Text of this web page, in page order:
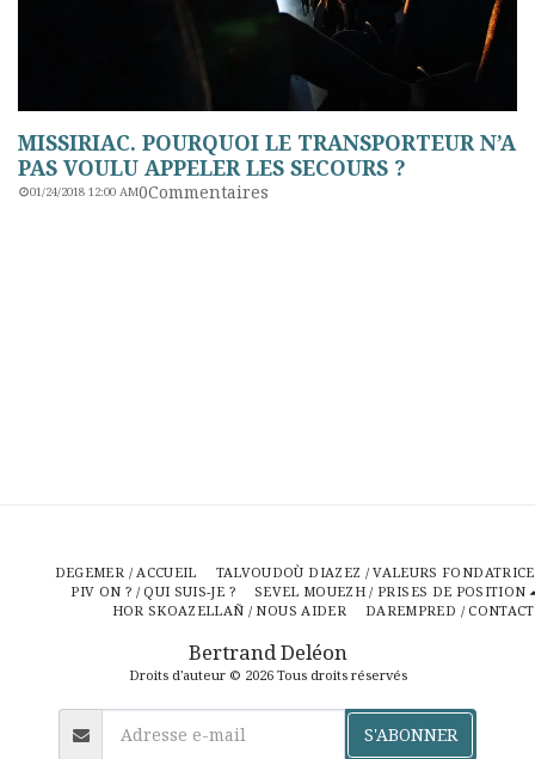
MISSIRIAC. POURQUOI LE TRANSPORTEUR N’A
PAS VOULU APPELER LES SECOURS ?
01/24/2018 12:00 AM0Commentaires
Bertrand Deléon
Droits d'auteur © 2026 Tous droits réservés
DEGEMER / ACCUEIL
TALVOUDOÙ DIAZEZ / VALEURS
PIV ON ? / QUI SUIS-JE ?
SEVEL MOUEZH / PRISES DE POSITION
HOR SKOAZELLAÑ / NOUS AIDER
DAREMPRED /
S'ABONNER